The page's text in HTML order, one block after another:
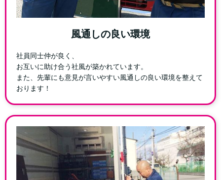
風通しの良い環境
社員同士仲が良く、
お互いに助け合う社風が築かれています。
また、先輩にも意見が言いやすい風通しの良い環境を整えて
おります！